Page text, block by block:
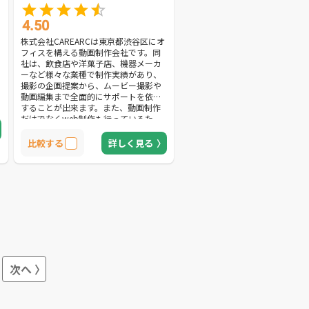
4.50
株式会社CAREARCは東京都渋谷区にオ
フィスを構える動画制作会社です。同
社は、飲食店や洋菓子店、機器メーカ
ーなど様々な業種で制作実績があり、
撮影の企画提案から、ムービー撮影や
動画編集まで全面的にサポートを依頼
することが出来ます。また、動画制作
だけでなくweb制作も行っているた
め、メディアの新規作成やリニューア
ルにも対応。メディアのターゲット層
に見合った動画制作を依頼することが
出来ます。更に、助成金や補助金を活
比較する 詳しく見る
次へ